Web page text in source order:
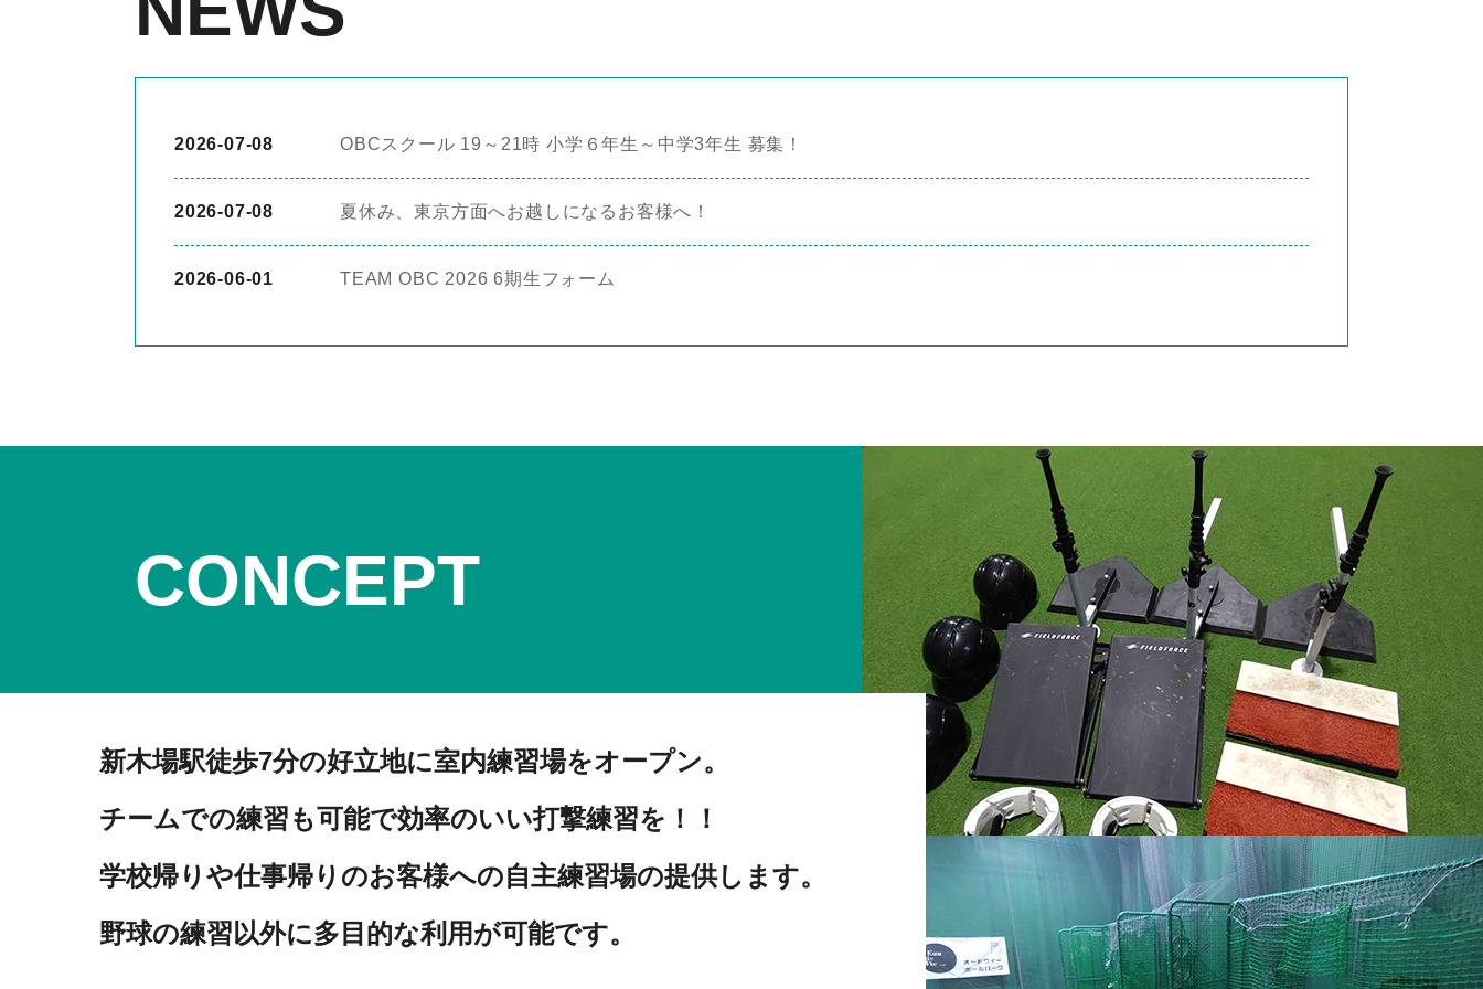
2026-07-08 OBCスクール 19～21時 小学６年生～中学3年生 募集！
2026-07-08 夏休み、東京方面へお越しになるお客様へ！
2026-06-01 TEAM OBC 2026 6期生フォーム
CONCEPT
新木場駅徒歩7分の好立地に室内練習場をオープン。
チームでの練習も可能で効率のいい打撃練習を！！
学校帰りや仕事帰りのお客様への自主練習場の提供します。
野球の練習以外に多目的な利用が可能です。